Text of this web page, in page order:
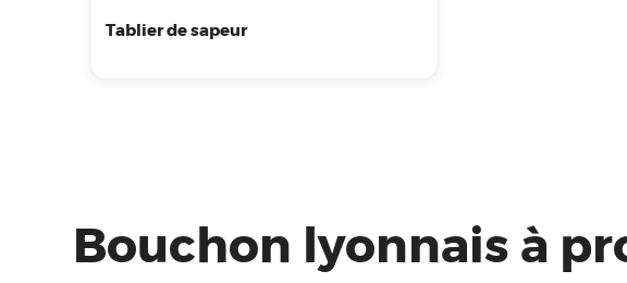
Tablier de sapeur
Bouchon lyonnais à